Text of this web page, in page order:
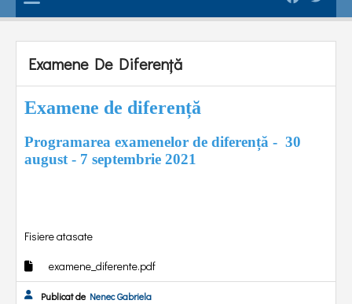
Examene De Diferență
Examene de diferență
Programarea examenelor de diferență - 30
august - 7 septembrie 2021
Fisiere atasate
examene_diferente.pdf
Publicat de Nenec Gabriela